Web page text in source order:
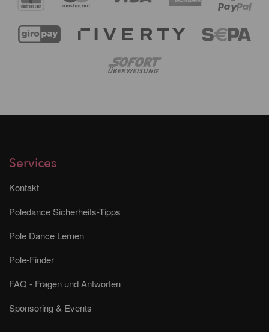
Services
Kontakt
Poledance Sicherheits-Tipps
Pole Dance Lernen
Pole-Finder
FAQ - Fragen und Antworten
Sponsoring & Events